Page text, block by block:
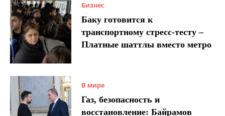
Бизнес
Баку готовится к
транспортному стресс-тесту –
Платные шаттлы вместо метро
В мире
Газ, безопасность и
восстановление: Байрамов